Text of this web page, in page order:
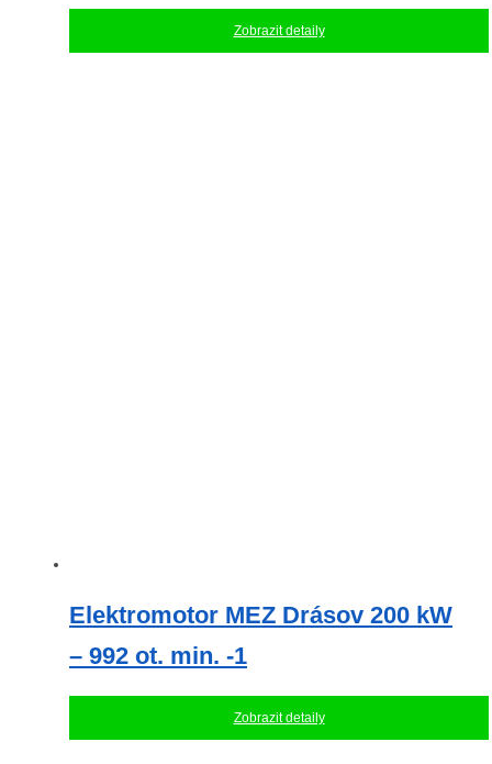
Zobrazit detaily
Elektromotor MEZ Drásov 200 kW
– 992 ot. min. -1
Zobrazit detaily